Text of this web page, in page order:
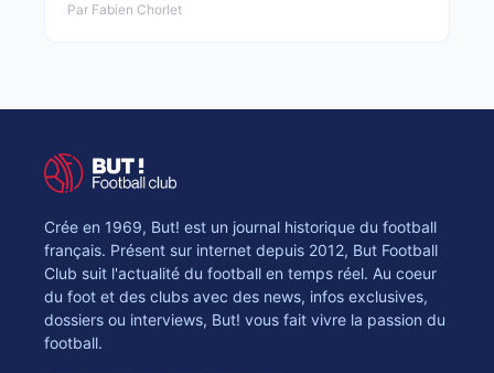
Par Fabien Chorlet
Crée en 1969, But! est un journal historique du football
français. Présent sur internet depuis 2012, But Football
Club suit l'actualité du football en temps réel. Au coeur
du foot et des clubs avec des news, infos exclusives,
dossiers ou interviews, But! vous fait vivre la passion du
football.